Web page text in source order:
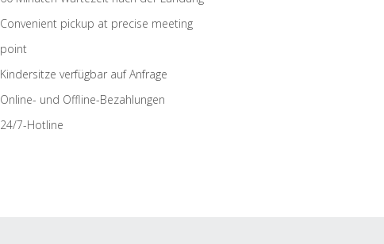
Convenient pickup at precise meeting
point
Kindersitze verfügbar auf Anfrage
Online- und Offline-Bezahlungen
24/7-Hotline